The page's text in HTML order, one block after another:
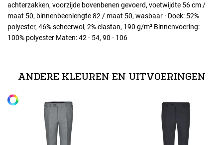
achterzakken, voorzijde bovenbenen gevoerd, voetwijdte 56 cm /
maat 50, binnenbeenlengte 82 / maat 50, wasbaar · Doek: 52%
polyester, 46% scheerwol, 2% elastan, 190 g/m² Binnenvoering:
100% polyester Maten: 42 - 54, 90 - 106
44
Alle maten
ANDERE KLEUREN EN UITVOERINGEN